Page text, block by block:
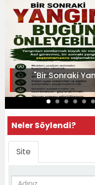
"Bir Sonraki
Neler Söylendi?
Site